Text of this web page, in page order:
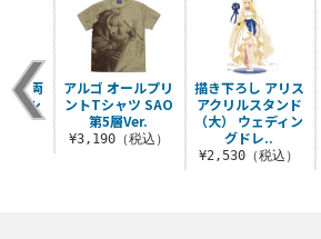
描き下ろし アリス
アクリルスタンド
（大） ウェディン
グドレ..
¥2,530（税込）
キ 両
ッシ
アルゴ オールプリ
ントTシャツ SAO
第5層Ver.
¥3,190（税込）